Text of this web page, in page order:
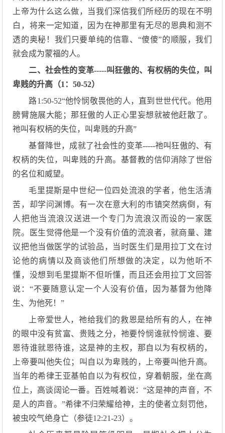
上帝为什么这么做，当我们深信我们所经历的现在不明
白，将来一定知道，因为在神那里有无尽的恩典和测不
透的奥秘！我们只要单纯的信靠、“傻傻”的顺服，我们
就会成为蒙福的人。
二、社会性的变革-----叫狂傲的、有权柄的失位，叫
卑贱的升高（1：50-52）
路1:50-52“他怜悯敬畏他的人，直到世世代代。他用
膀臂施展大能；那狂傲的人正心里妄想就被他赶散了。
祂叫有权柄的失位，叫卑贱的升高”
基督降世，成就了社会性的变革-----祂叫狂傲的、有
权柄的失位，叫卑贱的升高。基督教的信仰消除了世俗
的名位和威望。
毛里提斯是中世纪一位四处流浪的学者，他生活清
苦，却学问渊博。有一次在意大利的市镇突然病倒，有
人把他当流浪汉送进一个专门为流浪汉而设的一家医
院。医生觉得他是一个没有价值的流浪者，就商量、建
议把他当做医学的试验品，当时医生们是用拉丁文在讨
论他的病情以及商谈他们所想做的决定，以为他听不
懂，没想到毛里提斯不但听懂，而且还会用拉丁文回答
说：“不要随意认定一个人没有价值，因为基督为他降
生、为他死！”
上帝爱世人，祂给我们的救恩是给所有的人，在神
的眼中没有贫富、贵贱之分，祂要怜悯谁就怜悯谁、要
恩待谁就恩待谁，这是神的主权，那自以为有权柄的，
上帝要叫他失位；叫自以为卑贱的，上帝要叫他升高。
当年的希律王亚基帕自以为有权位，穿着朝服，坐在高
位上，高谈阔论一番。百姓喊着说：“这是神的声音，不
是人的声音。”希律不归荣耀给神，主的使者立刻罚他，
被虫咬气绝身亡（参徒12:21-23）。